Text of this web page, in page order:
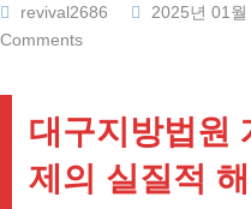
revival2686 2025년 01월
Comments
대구지방법원
제의 실질적